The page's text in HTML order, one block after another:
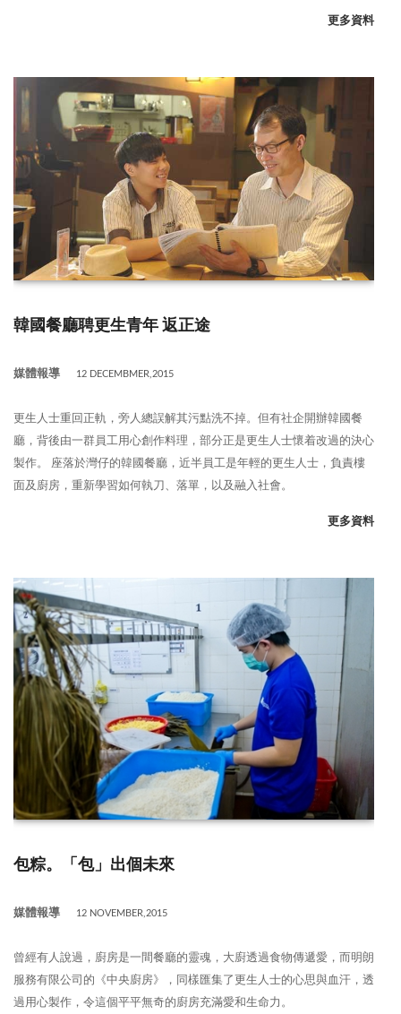
更多資料
韓國餐廳聘更生青年 返正途
媒體報導 12 DECEMBMER,2015
更生人士重回正軌，旁人總誤解其污點洗不掉。但有社企開辦韓國餐
廳，背後由一群員工用心創作料理，部分正是更生人士懷着改過的決心
製作。 座落於灣仔的韓國餐廳，近半員工是年輕的更生人士，負責樓
面及廚房，重新學習如何執刀、落單，以及融入社會。
更多資料
包粽。「包」出個未來
媒體報導 12 NOVEMBER,2015
曾經有人說過，廚房是一間餐廳的靈魂，大廚透過食物傳遞愛，而明朗
服務有限公司的《中央廚房》，同樣匯集了更生人士的心思與血汗，透
過用心製作，令這個平平無奇的廚房充滿愛和生命力。